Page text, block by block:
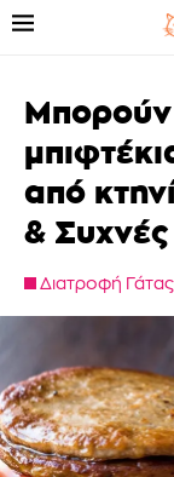
Μπορούν
από
&
Διατροφή Γάτας